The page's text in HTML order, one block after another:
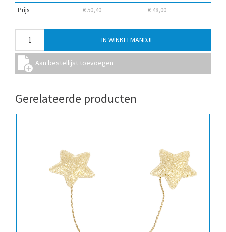
Prijs € 50,40 € 48,00
Gerelateerde producten